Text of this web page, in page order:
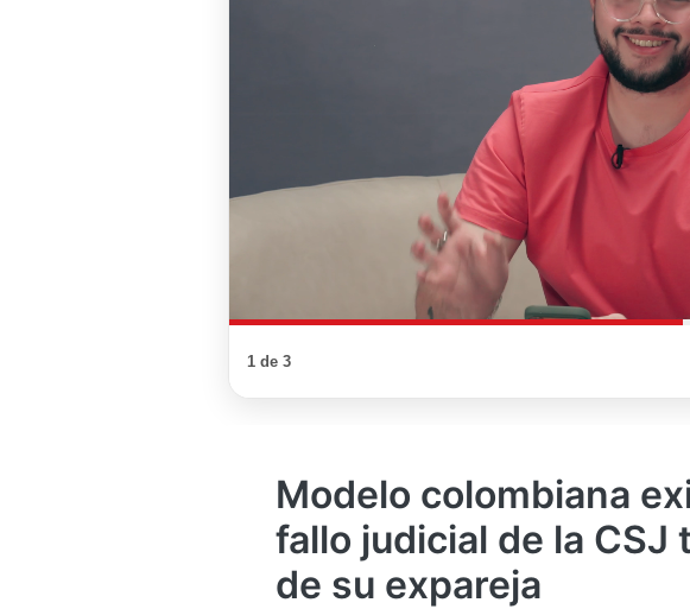
1 de 3
Modelo colombiana
fallo judicial de la CSJ
de su expareja